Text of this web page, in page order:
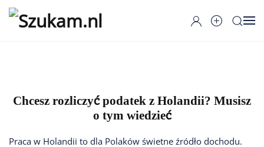
Przejdź do głównej treści
Chcesz rozliczyć podatek z Holandii? Musisz
o tym wiedzieć
Praca w Holandii to dla Polaków świetne źródło dochodu.